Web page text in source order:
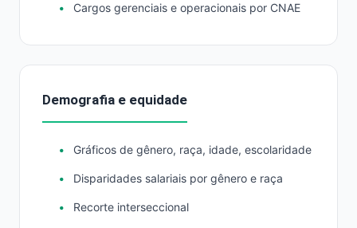
Cargos gerenciais e operacionais por CNAE
Demografia e equidade
Gráficos de gênero, raça, idade, escolaridade
Disparidades salariais por gênero e raça
Recorte interseccional